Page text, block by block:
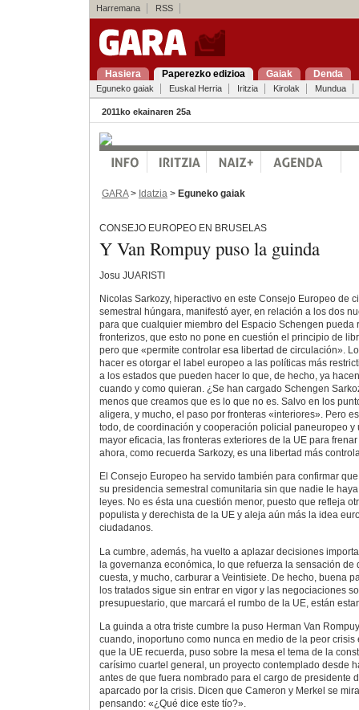
Harremana RSS
Hasiera Paperezko edizioa Gaiak Denda
Eguneko gaiak Euskal Herria Iritzia Kirolak Mundua
2011ko ekainaren 25a
GARA> Idatzia > Eguneko gaiak
CONSEJO EUROPEO EN BRUSELAS
Y Van Rompuy puso la guinda
Josu JUARISTI
Nicolas Sarkozy, hiperactivo en este Consejo Europeo de
semestral húngara, manifestó ayer, en relación a los dos
para que cualquier miembro del Espacio Schengen pueda
fronterizos, que esto no pone en cuestión el principio de
pero que «permite controlar esa libertad de circulación».
hacer es otorgar el label europeo a las políticas más
a los estados que pueden hacer lo que, de hecho, ya
cuando y como quieran. ¿Se han cargado Schengen
menos que creamos que es lo que no es. Salvo en los
aligera, y mucho, el paso por fronteras «interiores». Pero
todo, de coordinación y cooperación policial paneuropeo y
mayor eficacia, las fronteras exteriores de la UE para
ahora, como recuerda Sarkozy, es una libertad más
El Consejo Europeo ha servido también para confirmar
su presidencia semestral comunitaria sin que nadie le
leyes. No es ésta una cuestión menor, puesto que refleja
populista y derechista de la UE y aleja aún más la idea
ciudadanos.
La cumbre, además, ha vuelto a aplazar decisiones
la governanza económica, lo que refuerza la sensación de
cuesta, y mucho, carburar a Veintisiete. De hecho, buena
los tratados sigue sin entrar en vigor y las negociaciones
presupuestario, que marcará el rumbo de la UE, están
La guinda a otra triste cumbre la puso Herman Van
cuando, inoportuno como nunca en medio de la peor crisis
que la UE recuerda, puso sobre la mesa el tema de la
carísimo cuartel general, un proyecto contemplado desde
antes de que fuera nombrado para el cargo de presidente
aparcado por la crisis. Dicen que Cameron y Merkel se
pensando: «¿Qué dice este tío?».